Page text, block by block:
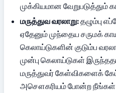
முக்கியமான வேறுபடுத்தும்
மருத்துவ வரலாறு: தழும்பு
ஏதேனும் முந்தைய சருமக்
கெலாய்டுகளின் குடும்ப
முன்பு கெலாய்டுகள்
மருத்துவர் கேள்விகளைக்
அசௌகரியம் போன்ற நீங்கள்